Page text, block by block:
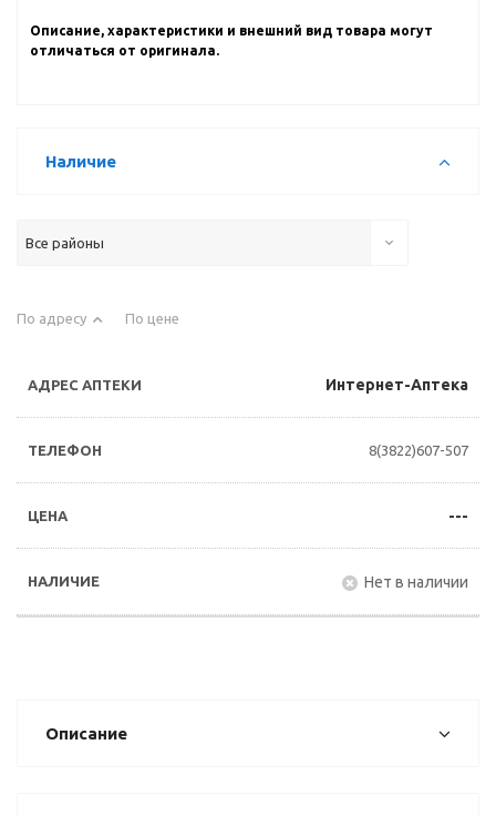
Описание, характеристики и внешний вид товара могут
отличаться от оригинала.
Наличие
Все районы
По адресу По цене
Интернет-Аптека
8(3822)607-507
---
Нет в наличии
Описание